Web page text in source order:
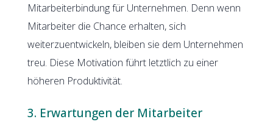
Mitarbeiterbindung für Unternehmen. Denn wenn
Mitarbeiter die Chance erhalten, sich
weiterzuentwickeln, bleiben sie dem Unternehmen
treu. Diese Motivation führt letztlich zu einer
höheren Produktivität.
3. Erwartungen der Mitarbeiter